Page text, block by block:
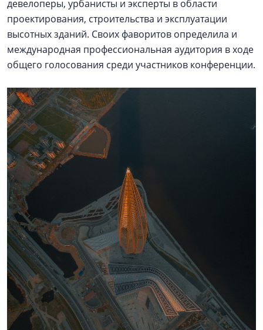
девелоперы, урбанисты и эксперты в области
проектирования, строительства и эксплуатации
высотных зданий. Своих фаворитов определила и
международная профессиональная аудитория в ходе
общего голосования среди участников конференции.